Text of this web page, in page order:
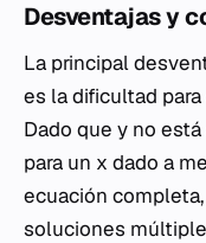
Desventajas y
La principal
es la dificultad
Dado que y no
para un x dado a
ecuación
soluciones